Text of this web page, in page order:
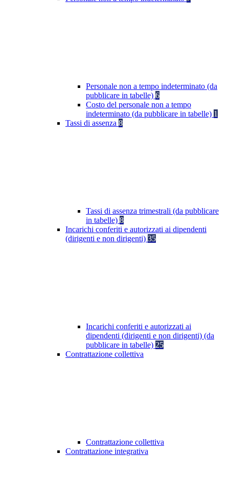
Personale non a tempo indeterminato (da
pubblicare in tabelle) 6
Costo del personale non a tempo
indeterminato (da pubblicare in tabelle) 1
Tassi di assenza 8
Tassi di assenza trimestrali (da pubblicare
in tabelle) 8
Incarichi conferiti e autorizzati ai dipendenti
(dirigenti e non dirigenti) 35
Incarichi conferiti e autorizzati ai
dipendenti (dirigenti e non dirigenti) (da
pubblicare in tabelle) 25
Contrattazione collettiva
Contrattazione collettiva
Contrattazione integrativa